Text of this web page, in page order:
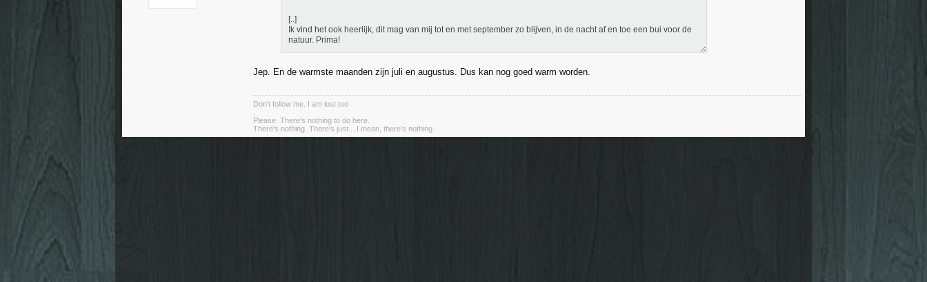
[..]
Ik vind het ook heerlijk, dit mag van mij tot en met september zo blijven, in de nacht af en toe een bui voor de
natuur. Prima!
Jep. En de warmste maanden zijn juli en augustus. Dus kan nog goed warm worden.
Don't follow me. I am lost too
Please. There's nothing to do here.
There's nothing. There's just....I mean, there's nothing.